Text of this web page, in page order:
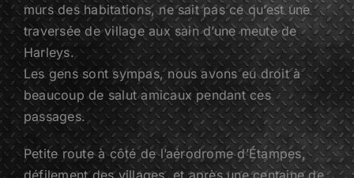
murs des habitations, ne sait pas ce qu’est une
traversée de village aux sain d’une meute de
Harleys.
Les gens sont sympas, nous avons eu droit à
beaucoup de salut amicaux pendant ces
passages.
Petite route à côté de l’aérodrome d’Étampes,
défilement des villages, et après une centaine de